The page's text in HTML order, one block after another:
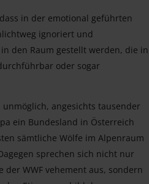
in der emotional geführten
ignoriert und
den Raum gestellt werden, die in
oder sogar
angesichts tausender
ein Bundesland in Österreich
sämtliche Wölfe im Alpenraum
sprechen sich nicht nur
WWF vehement aus, sondern